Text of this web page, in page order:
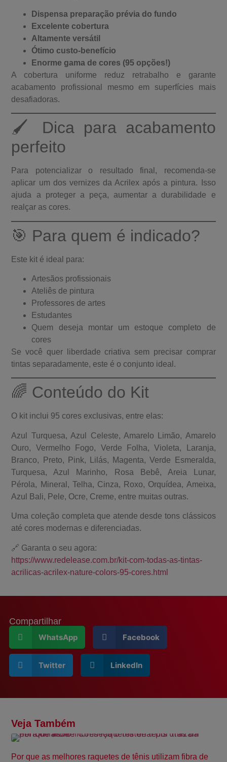
Dispensa preparação prévia do fundo
Excelente cobertura
Altamente versátil
Ótimo custo-benefício
Enorme gama de cores (95 opções!)
A cobertura uniforme reduz retrabalho e garante
acabamento profissional mesmo em superfícies mais
desafiadoras.
🖌 Dica para acabamento
perfeito
Para potencializar o resultado final, recomenda-se
aplicar um dos vernizes da Acrilex após a pintura. Isso
ajuda a proteger a peça, aumentar a durabilidade e
realçar as cores.
🎯 Para quem é indicado?
Este kit é ideal para:
Artesãos profissionais
Ateliês de pintura
Professores de artes
Estudantes
Quem deseja montar um estoque completo de
cores
Se você quer liberdade criativa sem precisar comprar
tintas separadamente, este é o conjunto ideal.
🌈 Conteúdo do Kit
O kit inclui 95 cores exclusivas, entre elas:
Azul Turquesa, Azul Celeste, Amarelo Limão, Amarelo
Ouro, Vermelho Fogo, Verde Folha, Violeta, Laranja,
Branco, Preto, Pink, Lilás, Magenta, Verde Esmeralda,
Turquesa, Azul Marinho, Rosa Bebê, Areia Lunar,
Pérola, Mineral, Telha, Cinza, Roxo, Orquídea, Ameixa,
Azul Bali, Pele, Ocre, Creme, entre muitas outras.
Uma coleção completa que atende desde tons clássicos
até cores modernas e diferenciadas.
🔗 Garanta o seu agora:
https://www.redelease.com.br/kit-com-todas-as-tintas-
acrilicas-acrilex-nature-colors-95-cores.html
Compartilhar
WhatsApp Facebook
Twitter LinkedIn
Veja Também
Por que as melhores raquetes de tênis utilizam fibra de